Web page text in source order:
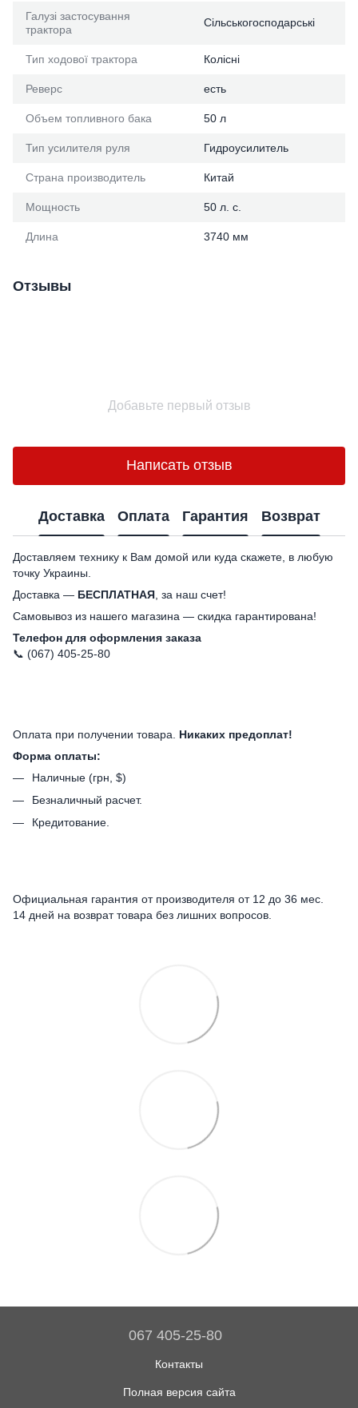
Галузі застосування
трактора
Сільськогосподарські
Тип ходової трактора Колісні
Реверс есть
Объем топливного бака 50 л
Тип усилителя руля Гидроусилитель
Страна производитель Китай
Мощность 50 л. с.
Длина 3740 мм
Отзывы
Добавьте первый отзыв
Написать отзыв
Доставка Оплата Гарантия Возврат
Доставляем технику к Вам домой или куда скажете, в любую
точку Украины.
Доставка — БЕСПЛАТНАЯ , за наш счет!
Самовывоз из нашего магазина — скидка гарантирована!
Телефон для оформления заказа
📞 (067) 405-25-80
Оплата при получении товара. Никаких предоплат!
Форма оплаты:
Наличные (грн, $)
Безналичный расчет.
Кредитование.
Официальная гарантия от производителя от 12 до 36 мес.
14 дней на возврат товара без лишних вопросов.
067 405-25-80
Контакты
Полная версия сайта